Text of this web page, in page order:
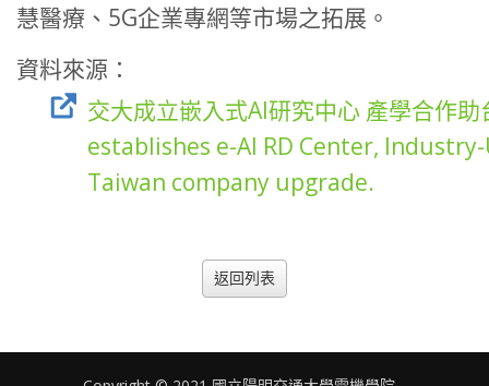
慧醫療、5G企業專網等市場之拓展。
資料來源：
交大成立嵌入式AI研究中心 產學合作
establishes e-AI RD Center,
Taiwan company upgrade.
返回列表